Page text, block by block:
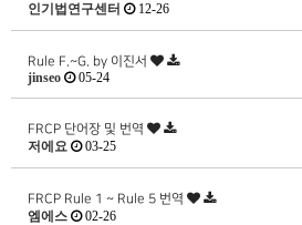
인기법연구센터 12-26
Rule F.~G. by 이진서
jinseo 05-24
FRCP 단어장 및 번역
저에요 03-25
FRCP Rule 1 ~ Rule 5 번역
엠에스 02-26